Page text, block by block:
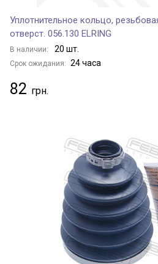
Уплотнительное кольцо,
отверст. 056.130 ELRING
В наличии: 20 шт.
Срок ожидания: 24 часа
82